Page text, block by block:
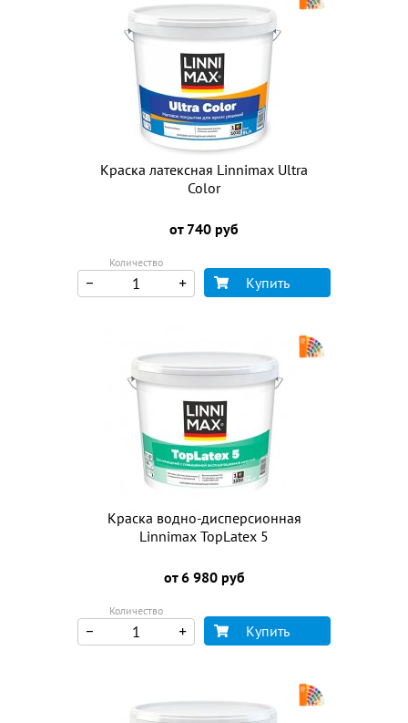
Краска латексная Linnimax Ultra
Color
от 740 руб
Количество
Купить
Краска водно-дисперсионная
Linnimax TopLatex 5
от 6 980 руб
Количество
Купить